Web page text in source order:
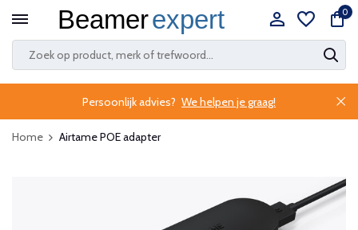
0
Persoonlijk advies? We helpen je graag!
Home Airtame POE adapter